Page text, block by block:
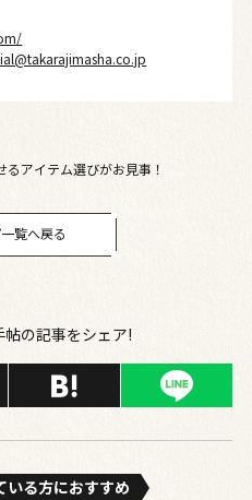
るアイテム選びがお見事！
覧へ戻る
の記事をシェア!
いる⽅におすすめ